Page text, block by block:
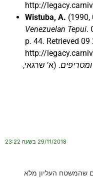
http://
Wistuba, A. (1990,
Venezuelan Tepui.
p. 44. Retrieved
http://
. (א’ שרגאי,
29/11/2018 בשעה 23:22
שהמשטח העליון מלא